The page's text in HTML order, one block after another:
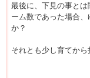
最後に、下見の事と
ーム数であった場合
か？
それとも少し育てか